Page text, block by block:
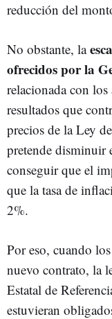
reducción del
No obstante, la
ofrecidos por la
relacionada con
resultados que
precios de la Ley
pretende disminuir
conseguir que el
que la tasa de
2%.
Por eso, cuando
nuevo contrato, la
Estatal de
estuvieran